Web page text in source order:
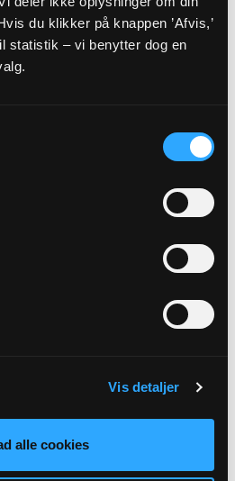
du klikker på knappen ’Afvis,’
– vi benytter dog en
Vis detaljer
alle cookies
09
AUG